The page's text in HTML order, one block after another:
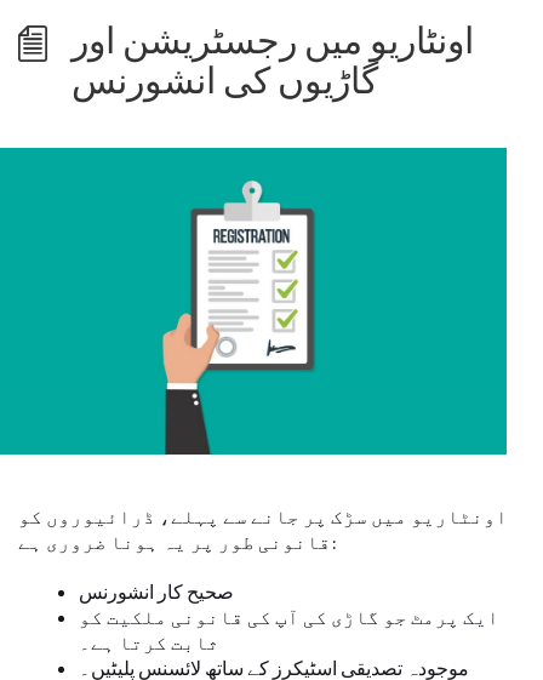
اونٹاریو میں رجسٹریشن اور
گاڑیوں کی انشورنس
اونٹاریو میں سڑک پر جانے سے پہلے، ڈرائیوروں کو
قانونی طور پر یہ ہونا ضروری ہے:
صحیح کار انشورنس
ایک پرمٹ جو گاڑی کی آپ کی قانونی ملکیت کو
ثابت کرتا ہے۔
موجودہ تصدیقی اسٹیکرز کے ساتھ لائسنس پلیٹیں۔